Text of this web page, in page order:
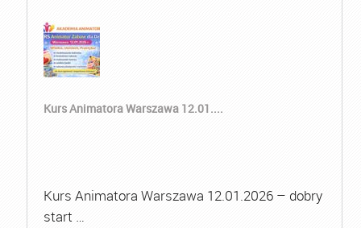
Kurs Animatora Warszawa 12.01....
Kurs Animatora Warszawa 12.01.2026 – dobry
start …